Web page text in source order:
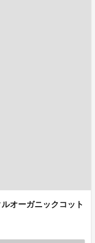
オーガニックコット